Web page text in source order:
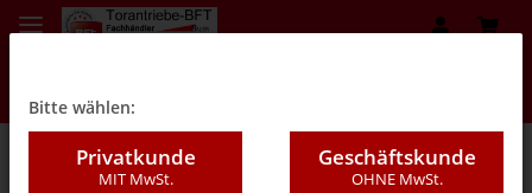
08A - Schalter
Bitte wählen:
Privatkunde
MIT MwSt.
Geschäftskunde
OHNE MwSt.